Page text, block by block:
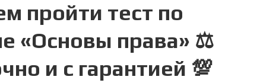
пройти тест по
«Основы права» ⚖️
и с гарантией 💯